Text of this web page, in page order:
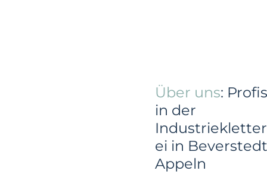
Über uns: Profis
in der
Industriekletter
ei in Beverstedt
Appeln